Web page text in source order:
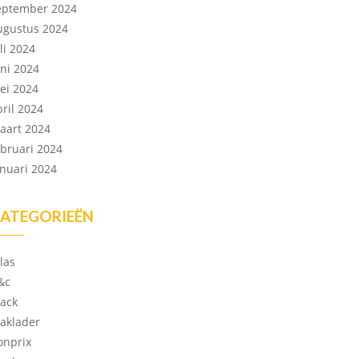
2024
2024
2024
2024
2024
2024
2024
2024
2024